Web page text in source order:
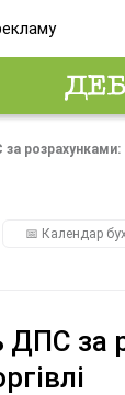
розрахунками:
📅 Календар
ДПС за